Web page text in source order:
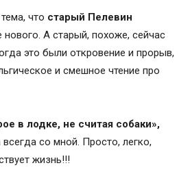
что старый Пелевин
А старый, похоже, сейчас
это были откровение и прорыв,
и смешное чтение про
в лодке, не считая собаки»,
со мной. Просто, легко,
жизнь!!!